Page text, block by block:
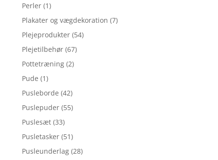
Perler (1)
Plakater og vægdekoration (7)
Plejeprodukter (54)
Plejetilbehør (67)
Pottetræning (2)
Pude (1)
Pusleborde (42)
Puslepuder (55)
Puslesæt (33)
Pusletasker (51)
Pusleunderlag (28)